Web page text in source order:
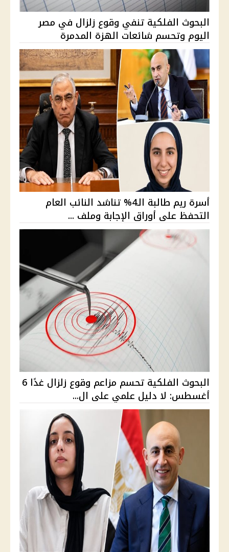
البحوث الفلكية تنفي وقوع زلزال في مصر
اليوم وتحسم شائعات الهزة المدمرة
أسرة ريم طالبة الـ4% تناشد النائب العام
التحفظ على أوراق الإجابة وملف ...
البحوث الفلكية تحسم مزاعم وقوع زلزال غدًا 6
أغسطس: لا دليل علمي على ال...